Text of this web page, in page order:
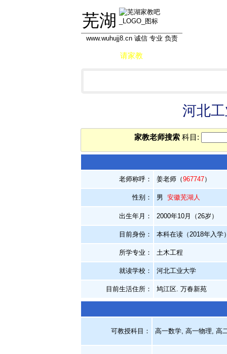
芜湖
www.wuhujj8.cn 诚信 专业 负责
请家教
河北
家教老师搜索 科目:
老师称呼： 姜老师（967747）
性别： 男 安徽芜湖人
出生年月： 2000年10月（26岁）
目前身份： 本科在读（2018年入学
所学专业： 土木工程
就读学校： 河北工业大学
目前生活住所： 鸠江区. 万春新苑
可教授科目： 高一数学, 高一物理, 高